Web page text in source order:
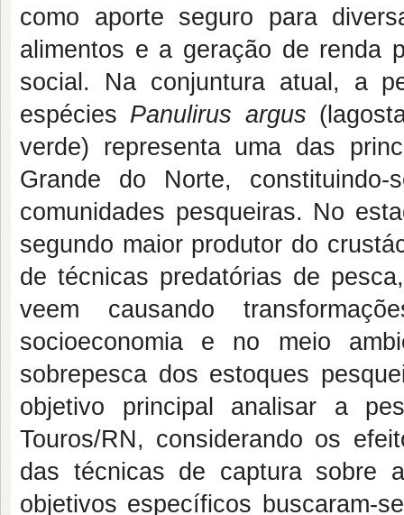
como aporte seguro para
alimentos e a geração de renda
social. Na conjuntura atual, a
espécies Panulirus argus
verde) representa uma das
Grande do Norte,
comunidades pesqueiras. No
segundo maior produtor do
de técnicas predatórias de
veem causando
socioeconomia e no meio
sobrepesca dos estoques
objetivo principal analisar a
Touros/RN, considerando os
das técnicas de captura sobre
objetivos específicos buscaram-